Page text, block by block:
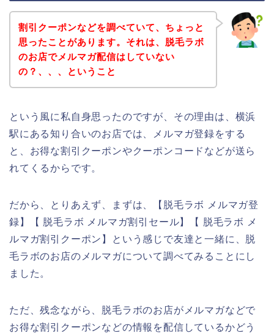
割引クーポンなどを調べていて、ちょっと
思ったことがあります。それは、脱毛ラボ
のお店でメルマガ配信はしていない
の？、、、ということ
という風に私自身思ったのですが、その理由は、横浜
駅にある知り合いのお店では、メルマガ登録をする
と、お得な割引クーポンやクーポンコードなどが送ら
れてくるからです。
だから、とりあえず、まずは、【脱毛ラボ メルマガ登
録】【 脱毛ラボ メルマガ割引セール】【 脱毛ラボ メ
ルマガ割引クーポン】という感じで友達と一緒に、脱
毛ラボのお店のメルマガについて調べてみることにし
ました。
ただ、残念ながら、脱毛ラボのお店がメルマガなどで
お得な割引クーポンなどの情報を配信しているかどう